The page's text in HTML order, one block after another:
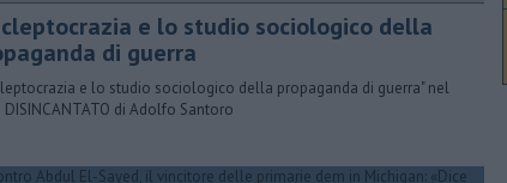
e lo studio sociologico della
di guerra
e lo studio sociologico della propaganda di guerra" nel
DISINCANTATO di Adolfo Santoro